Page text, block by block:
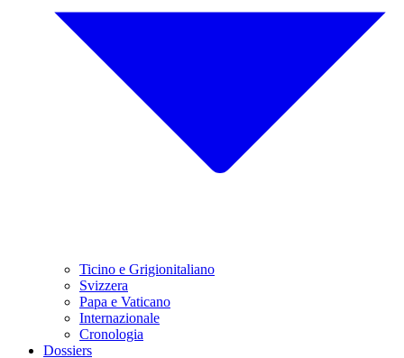
Ticino e Grigionitaliano
Svizzera
Papa e Vaticano
Internazionale
Cronologia
Dossiers